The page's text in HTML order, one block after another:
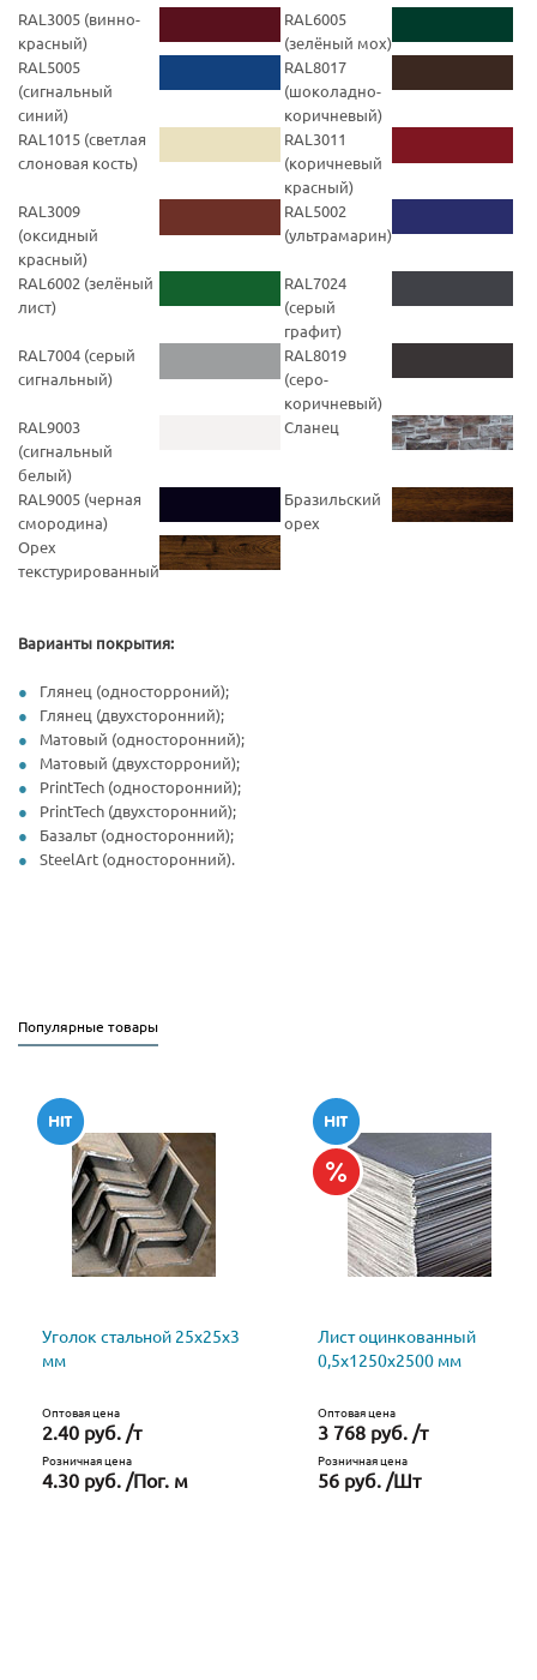
RAL3005 (винно-
красный)
RAL6005
(зелёный мох)
RAL5005
(cигнальный
синий)
RAL8017
(шоколадно-
коричневый)
RAL1015 (светлая
слоновая кость)
RAL3011
(коричневый
красный)
RAL3009
(оксидный
красный)
RAL5002
(ультрамарин)
RAL6002 (зелёный
лист)
RAL7024
(серый
графит)
RAL7004 (серый
сигнальный)
RAL8019
(серо-
коричневый)
RAL9003
(cигнальный
белый)
Сланец
RAL9005 (черная
смородина)
Бразильский
орех
Орех
текстурированный
Варианты покрытия:
Глянец (односторроний);
Глянец (двухсторонний);
Матовый (односторонний);
Матовый (двухсторроний);
PrintTech (односторонний);
PrintTech (двухсторонний);
Базальт (односторонний);
SteelArt (односторонний).
Популярные товары
Уголок стальной 25х25х3
мм
Оптовая цена
2.40 руб. /т
Розничная цена
4.30 руб. /Пог. м
Лист оцинкованный
0,5х1250х2500 мм
Оптовая цена
3 768 руб. /т
Розничная цена
56 руб. /Шт